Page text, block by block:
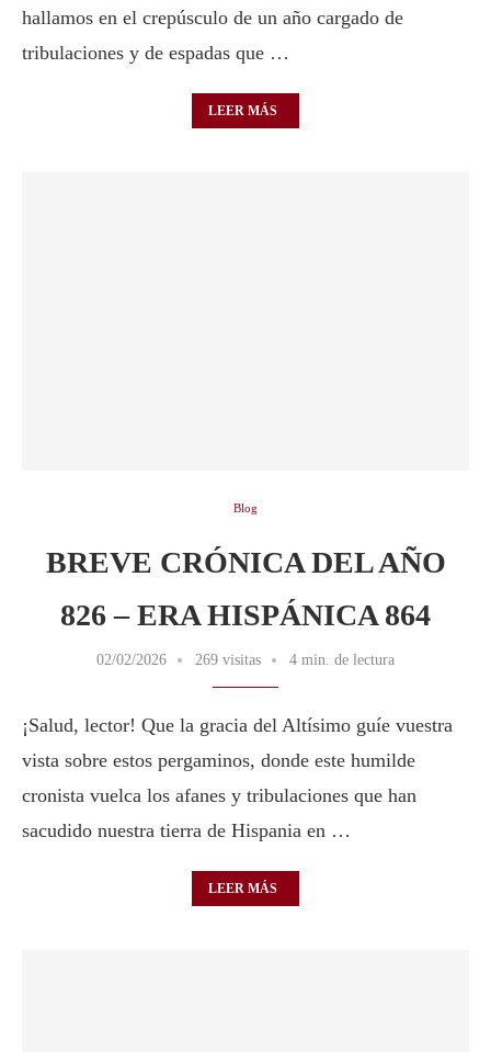
hallamos en el crepúsculo de un año cargado de
tribulaciones y de espadas que …
LEER MÁS
Blog
BREVE CRÓNICA DEL AÑO
826 – ERA HISPÁNICA 864
02/02/2026 269 visitas 4 min. de lectura
¡Salud, lector! Que la gracia del Altísimo guíe vuestra
vista sobre estos pergaminos, donde este humilde
cronista vuelca los afanes y tribulaciones que han
sacudido nuestra tierra de Hispania en …
LEER MÁS